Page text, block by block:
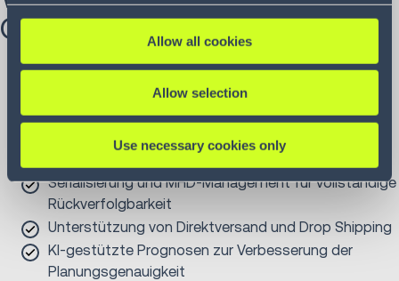
Allow all cookies
Allow selection
Use necessary cookies only
OMS
Native EDI für nahtlose B2B-Integration
Dynamische Umverteilung von Bestellungen zur
Optimierung der Auftragsabwicklung
Batch-Auftragszuweisung für eine effiziente
Serialisierung und MHD-Management für vollständige
Rückverfolgbarkeit
Unterstützung von Direktversand und Drop Shipping
KI-gestützte Prognosen zur Verbesserung der
Planungsgenauigkeit